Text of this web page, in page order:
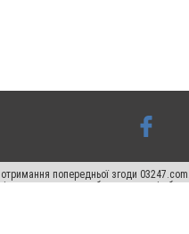
попередньої згоди
не нижче другого абзацу в тексті